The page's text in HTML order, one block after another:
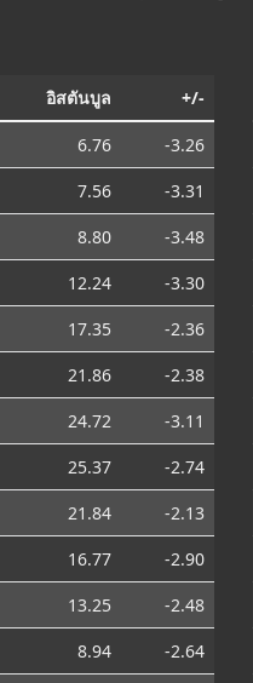
อิสตันบูล +/-
6.76
-3.26
7.56
-3.31
8.80
-3.48
12.24
-3.30
17.35
-2.36
21.86
-2.38
24.72
-3.11
25.37
-2.74
21.84
-2.13
16.77
-2.90
13.25
-2.48
8.94
-2.64